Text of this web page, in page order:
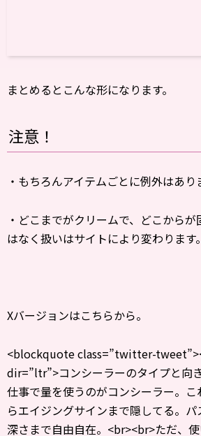
まとめるとこんな形になります。
注意！
・もちろんアイテムごとに例外はあり
・どこまでがクリームで、どこから
はなく扱いはサイトにより変わります。
Xバージョンはこちらから。
<blockquote class=”twitter-
dir=”ltr”>コンシーラーのタイプと向
仕事で量を使うのがコンシーラー。
らエイジングサインまで隠してる。
深さまで自由自在。<br><br>ただ、